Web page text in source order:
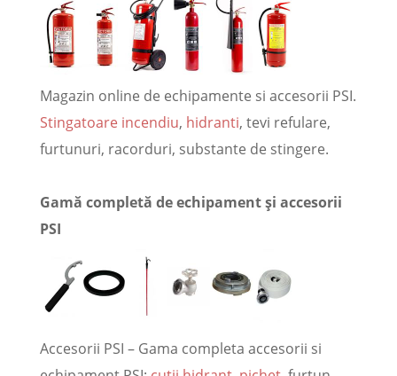
Magazin online de echipamente si accesorii PSI.
Stingatoare incendiu, hidranti, tevi refulare,
furtunuri, racorduri, substante de stingere.
Gamă completă de echipament și accesorii
PSI
Accesorii PSI – Gama completa accesorii si